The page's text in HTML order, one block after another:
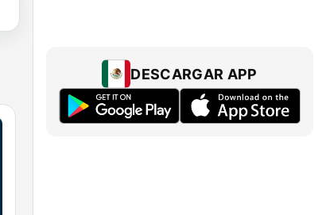
DESCARGAR APP